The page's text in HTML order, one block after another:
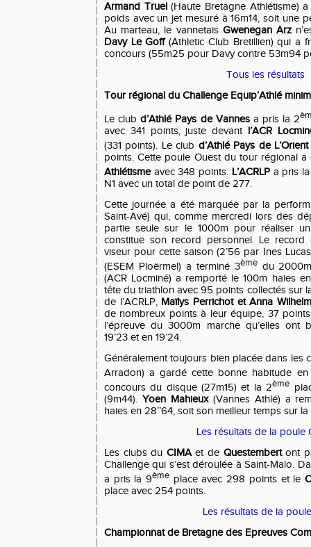
Armand Truel(Haute Bretagne Athlétisme)
poids avec un jet mesuré à 16m14, soit une
Au marteau, le vannetais Gwenegan Arz
Davy Le Goff(Athletic Club Bretillien) qui a
concours (55m25 pour Davy contre 53m94
Tous les résultats
Tour régional du Challenge Equip’Athlé
Le clubd’Athlé Pays de Vannesa pris la 2
avec 341 points, juste devant l’ACR
(331 points). Le club d’Athlé Pays de L’Orient
points. Cette poule Ouest du tour régional
Athlétismeavec 348 points. L’ACRLP a pris
N1 avec un total de point de 277.
Cette journée a été marquée par la
Saint-Avé) qui, comme mercredi lors des
partie seule sur le 1000m pour réaliser un
constitue son record personnel. Le
viseur pour cette saison (2’56 par Ines
(ESEM Ploërmel) a terminé 3èmedu
(ACR Locminé) a remporté le 100m haies en
tête du triathlon avec 95 points collectés sur
de l’ACRLP, Maïlys Perrichot et Anna
de nombreux points à leur équipe, 37
l’épreuve du 3000m marche qu’elles ont
19’23 et en 19’24.
Généralement toujours bien placée dans les
Arradon) a gardé cette bonne habitude en
concours du disque (27m15) et la 2ème
(9m44). Yoen Mahieux(Vannes Athlé) a
haies en 28’’64, soit son meilleur temps sur
Les résultats de la poule
Les clubs du CIMAet de Questembertont
Challenge qui s’est déroulée à Saint-Malo.
a pris la 9ème place avec 298 points et le
place avec 254 points.
Les résultats de la
Championnat de Bretagne des Epreuves